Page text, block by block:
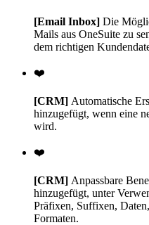
[Email Inbox] Die
Mails aus OneSuite zu
dem richtigen
❤️
[CRM] Automatische
hinzugefügt, wenn eine
wird.
❤️
[CRM] Anpassbare
hinzugefügt, unter
Präfixen, Suffixen,
Formaten.